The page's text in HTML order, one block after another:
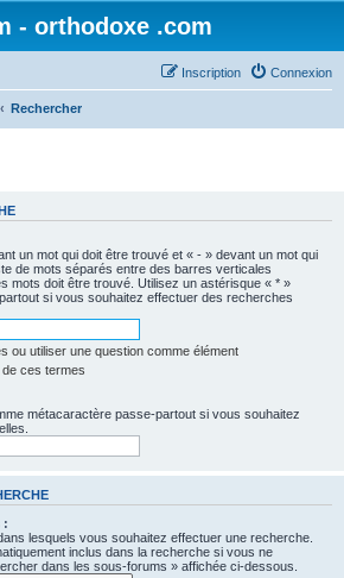
- orthodoxe .com
Connexion
Inscription
Rechercher
un mot qui doit être trouvé et « - » devant un mot qui
de mots séparés entre des barres verticales
mots doit être trouvé. Utilisez un astérisque « * »
si vous souhaitez effectuer des recherches
ou utiliser une question comme élément
de ces termes
métacaractère passe-partout si vous souhaitez
:
lesquels vous souhaitez effectuer une recherche.
inclus dans la recherche si vous ne
dans les sous-forums » affichée ci-dessous.